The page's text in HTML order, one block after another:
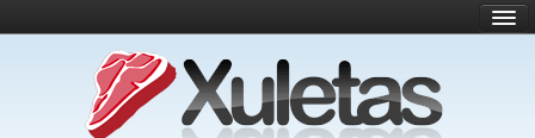
¿Qué es esto?
Directorio